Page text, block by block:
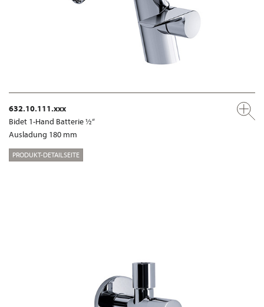
632.10.111.xxx
Bidet 1-Hand Batterie ½“
Ausladung 180 mm
PRODUKT-DETAILSEITE